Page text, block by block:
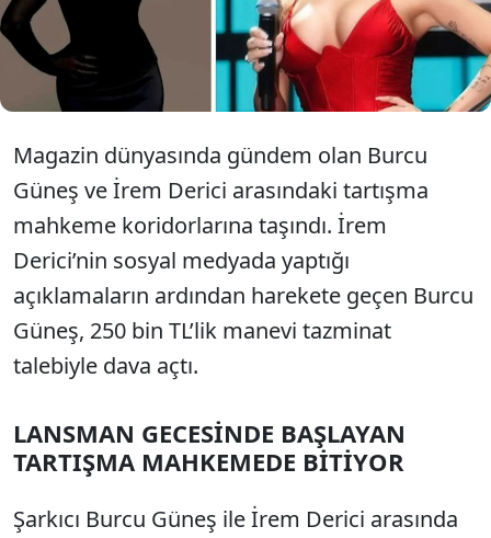
TL’lik manevi tazminat davası açtı.
Magazin dünyasında gündem olan Burcu
Güneş ve İrem Derici arasındaki tartışma
mahkeme koridorlarına taşındı. İrem
Derici’nin sosyal medyada yaptığı
açıklamaların ardından harekete geçen Burcu
Güneş, 250 bin TL’lik manevi tazminat
talebiyle dava açtı.
LANSMAN GECESİNDE BAŞLAYAN
TARTIŞMA MAHKEMEDE BİTİYOR
Şarkıcı Burcu Güneş ile İrem Derici arasında